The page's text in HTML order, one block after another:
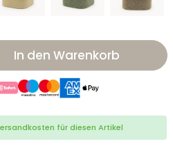
In den Warenkorb
für diesen Artikel